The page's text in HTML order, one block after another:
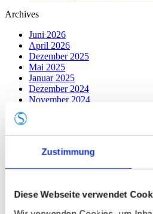
Zustimmung
Diese Webseite verwendet
Archives
Juni 2026
April 2026
Dezember 2025
Mai 2025
Januar 2025
Dezember 2024
November 2024
Juni 2024
Februar 2024
Januar 2024